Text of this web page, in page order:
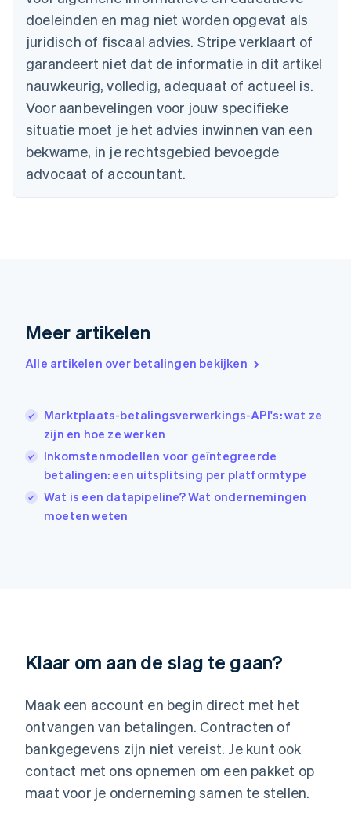
doeleinden en mag niet worden opgevat als
juridisch of fiscaal advies. Stripe verklaart of
garandeert niet dat de informatie in dit artikel
nauwkeurig, volledig, adequaat of actueel is.
Voor aanbevelingen voor jouw specifieke
situatie moet je het advies inwinnen van een
bekwame, in je rechtsgebied bevoegde
advocaat of accountant.
Meer artikelen
Alle artikelen over betalingen bekijken
Marktplaats-betalingsverwerkings-API's: wat ze
zijn en hoe ze werken
Inkomstenmodellen voor geïntegreerde
betalingen: een uitsplitsing per platformtype
Wat is een datapipeline? Wat ondernemingen
moeten weten
Klaar om aan de slag te gaan?
Maak een account en begin direct met het
ontvangen van betalingen. Contracten of
bankgegevens zijn niet vereist. Je kunt ook
contact met ons opnemen om een pakket op
maat voor je onderneming samen te stellen.
Bulgarije
English
Canada
English Français
Cyprus
English
Denemarken
Duitsland
DeutschEnglish
Estland
English
Finland
Hongarije
Hongkong SAR, China
English
English
Italië
ItalianoEnglish
日本語English
Kroatië
FrançaisDeutschEnglish
English
Malta
English
Mexico
Nederland
NederlandsEnglish